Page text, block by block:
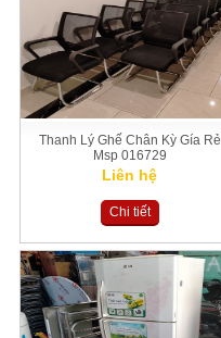
Thanh Lý Ghế Chân Kỳ Gía Rẻ
Msp 016729
Liên hệ
Chi tiết